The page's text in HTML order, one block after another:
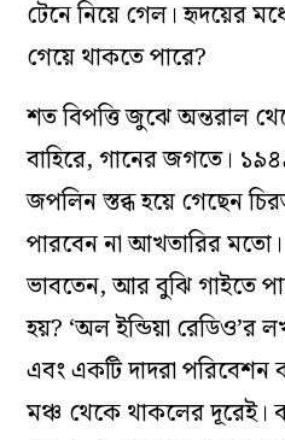
টেনে নিয়ে গেল। হৃদয়ের
গেয়ে থাকতে পারে?
শত বিপত্তি জুঝে অন্তরাল
বাহিরে, গানের জগতে।
জপলিন স্তব্ধ হয়ে গেছেন
পারবেন না আখতারির
ভাবতেন, আর বুঝি গাইতে
হয়? ‘অল ইন্ডিয়া রেডিও’র
এবং একটি দাদরা
মঞ্চ থেকে থাকলের দূরেই।